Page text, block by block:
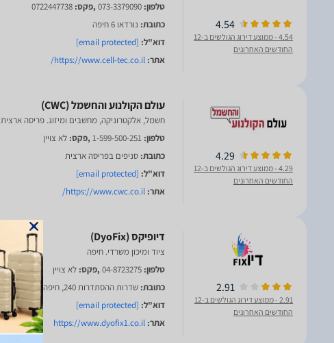
4.54
4.54
- ממוצע דירוג הגולשים ב-12
החודשים האחרונים
טלפון: 073-3379090,פקס: 0722447738
כתובת: נורדאו 6 חיפה
דוא"ל: [email protected]
אתר: https://www.cell-tec.co.il/
4.29
4.29
- ממוצע דירוג הגולשים ב-12
החודשים האחרונים
חשמל, אלקטרוניקה, מחשבים ומיזוג. פריסה ארצית
טלפון: 1-599-500-251,פקס: לא צויין
כתובת: סניפים בפריסה ארצית
דוא"ל: [email protected]
אתר: https://www.cwc.co.il/
2.91
2.91
- ממוצע דירוג הגולשים ב-12
החודשים האחרונים
ציוד ומיכון משרדי. חיפה
טלפון: 04-8723275,פקס: לא צויין
כתובת: שדרות ההסתדרות 240, חיפה
דוא"ל: [email protected]
אתר: https://www.dyofix1.co.il